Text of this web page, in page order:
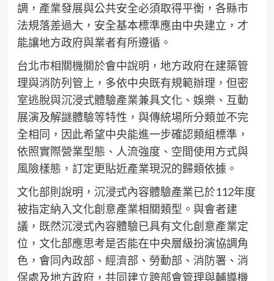
調，產業發展與公共安全必須取得平衡，各縣市
法規落差過大，安全基本標準應由中央建立，才
能讓地方政府與業者有所遵循。
台北市相關機關於會中說明，地方政府在建築管
理與消防列管上，多依中央既有規範辦理，但密
室逃脫與沉浸式體驗產業兼具文化、娛樂、互動
展演及解謎體驗等特性，與傳統場所分類並不完
全相同，因此希望中央能進一步確認類組標準，
依照實際營業型態、人流強度、空間使用方式與
風險樣態，訂定更貼近產業現況的歸類依據。
文化部則說明，沉浸式內容體驗產業已於112年度
被指定納入文化創意產業相關類型。與會者建
議，既然沉浸式內容體驗已具有文化創意產業定
位，文化部應思考是否能在中央層級扮演協調角
色，會同內政部、經濟部、勞動部、消防署、消
保處及地方政府，共同建立跨部會管理與輔導機